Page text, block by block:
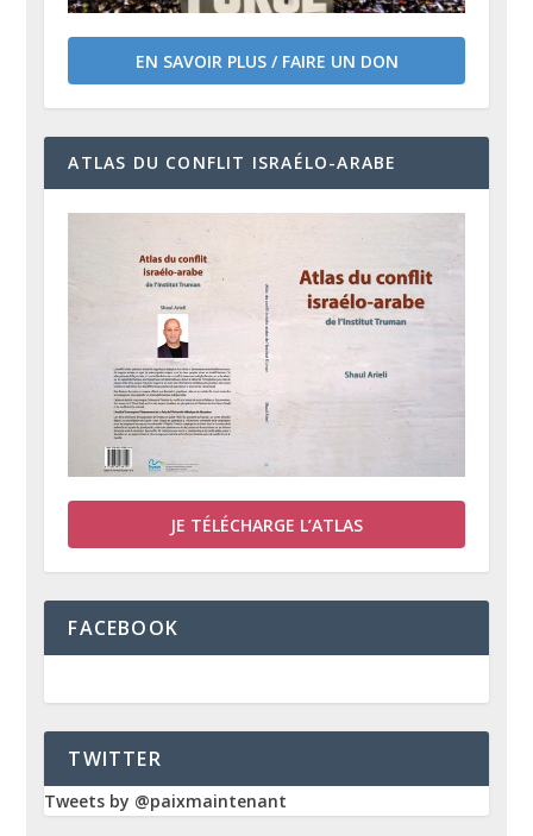
EN SAVOIR PLUS / FAIRE UN DON
ATLAS DU CONFLIT ISRAÉLO-ARABE
JE TÉLÉCHARGE L’ATLAS
FACEBOOK
TWITTER
Tweets by @paixmaintenant